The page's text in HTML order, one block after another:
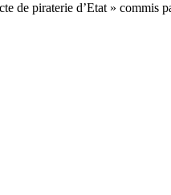
de piraterie d’Etat » commis